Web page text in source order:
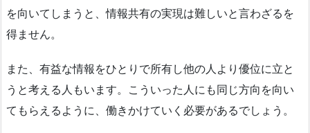
を向いてしまうと、情報共有の実現は難しいと言わざるを
得ません。
また、有益な情報をひとりで所有し他の人より優位に立と
うと考える人もいます。こういった人にも同じ方向を向い
てもらえるように、働きかけていく必要があるでしょう。